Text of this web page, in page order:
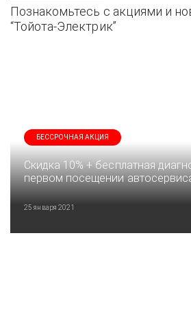
Познакомьтесь с акциями и
“Тойота-Электрик”
БЕССРОЧНАЯ АКЦИЯ
Скидка 10% + бесплатная
первом посещении
25 января 2021